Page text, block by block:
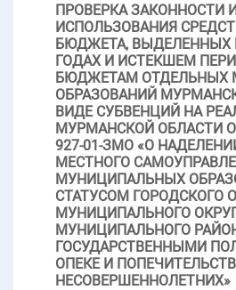
ПРОВЕРКА ЗАКОННОСТИ
ИСПОЛЬЗОВАНИЯ
БЮДЖЕТА, ВЫДЕЛЕННЫХ
ГОДАХ И ИСТЕКШЕМ
БЮДЖЕТАМ ОТДЕЛЬНЫХ
ОБРАЗОВАНИЙ
ВИДЕ СУБВЕНЦИЙ НА
МУРМАНСКОЙ ОБЛАСТИ
927-01-ЗМО «О
МЕСТНОГО
МУНИЦИПАЛЬНЫХ
СТАТУСОМ ГОРОДСКОГО
МУНИЦИПАЛЬНОГО
МУНИЦИПАЛЬНОГО
ГОСУДАРСТВЕННЫМИ
ОПЕКЕ И
НЕСОВЕРШЕННОЛЕТНИХ»